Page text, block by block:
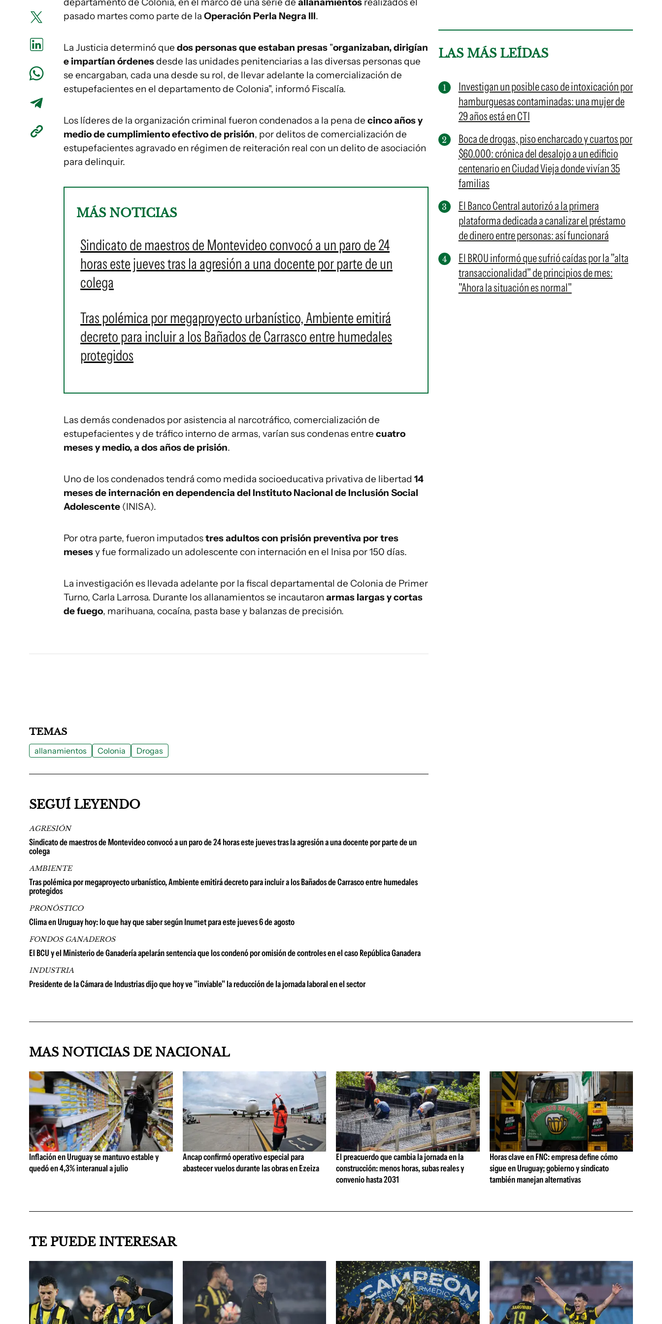
pasado martes como parte de la Operación Perla Negra III.
La Justicia determinó que dos personas que estaban presas "organizaban, dirigían
e impartían órdenesdesde las unidades penitenciarias a las diversas personas que
se encargaban, cada una desde su rol, de llevar adelante la comercialización de
estupefacientes en el departamento de Colonia", informó Fiscalía.
Los líderes de la organización criminal fueron condenados a la pena de cinco años y
medio de cumplimiento efectivo de prisión, por delitos de comercialización de
estupefacientes agravado en régimen de reiteración real con un delito de asociación
para delinquir.
MÁS NOTICIAS
Sindicato de maestros de Montevideo convocó a un paro de 24
horas este jueves tras la agresión a una docente por parte de un
colega
Tras polémica por megaproyecto urbanístico, Ambiente emitirá
decreto para incluir a los Bañados de Carrasco entre humedales
protegidos
Las demás condenados por asistencia al narcotráfico, comercialización de
estupefacientes y de tráfico interno de armas, varían sus condenas entre cuatro
meses y medio, a dos años de prisión.
Uno de los condenados tendrá como medida socioeducativa privativa de libertad 14
meses de internación en dependencia del Instituto Nacional de Inclusión Social
Adolescente (INISA).
Por otra parte, fueron imputadostres adultos con prisión preventiva por tres
mesesy fue formalizado un adolescente con internación en el Inisa por 150 días.
La investigación es llevada adelante por la fiscal departamental de Colonia de Primer
Turno, Carla Larrosa. Durante los allanamientos se incautaron armas largas y cortas
de fuego, marihuana, cocaína, pasta base y balanzas de precisión.
LAS MÁS LEÍDAS
Investigan un posible caso de intoxicación por
hamburguesas contaminadas: una mujer de
29 años está en CTI
Boca de drogas, piso encharcado y cuartos por
$60.000: crónica del desalojo a un edificio
centenario en Ciudad Vieja donde vivían 35
familias
El Banco Central autorizó a la primera
plataforma dedicada a canalizar el préstamo
de dinero entre personas: así funcionará
El BROU informó que sufrió caídas por la "alta
transaccionalidad" de principios de mes:
"Ahora la situación es normal"
TEMAS
allanamientos Colonia Drogas
SEGUÍ LEYENDO
AGRESIÓN
Sindicato de maestros de Montevideo convocó a un paro de 24 horas este jueves tras la agresión a una docente por parte de un
colega
AMBIENTE
Tras polémica por megaproyecto urbanístico, Ambiente emitirá decreto para incluir a los Bañados de Carrasco entre humedales
protegidos
PRONÓSTICO
Clima en Uruguay hoy: lo que hay que saber según Inumet para este jueves 6 de agosto
FONDOS GANADEROS
El BCU y el Ministerio de Ganadería apelarán sentencia que los condenó por omisión de controles en el caso República Ganadera
INDUSTRIA
Presidente de la Cámara de Industrias dijo que hoy ve "inviable" la reducción de la jornada laboral en el sector
MAS NOTICIAS DE NACIONAL
Inflación en Uruguay se mantuvo estable y
quedó en 4,3% interanual a julio
Ancap confirmó operativo especial para
abastecer vuelos durante las obras en Ezeiza
El preacuerdo que cambia la jornada en la
construcción: menos horas, subas reales y
convenio hasta 2031
Horas clave en FNC: empresa define cómo
sigue en Uruguay; gobierno y sindicato
también manejan alternativas
TE PUEDE INTERESAR